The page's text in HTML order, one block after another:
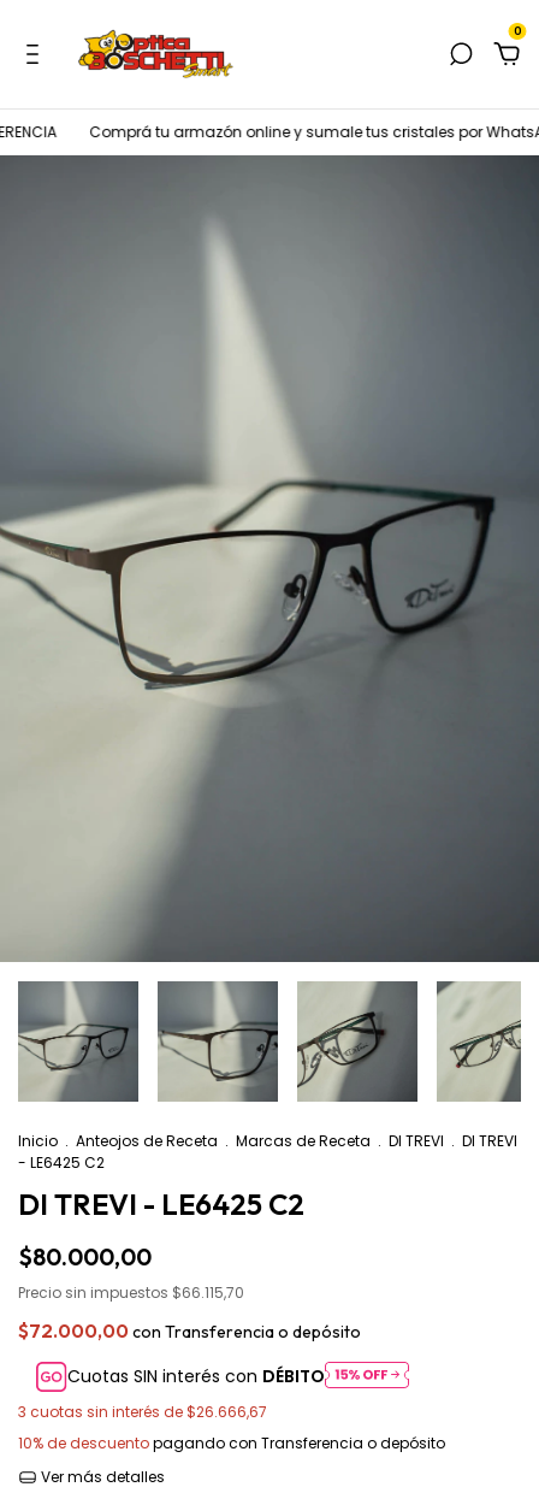
0
Comprá tu armazón online y sumale tus cristales por
Inicio . Anteojos de Receta . Marcas de Receta . DI TREVI . DI TREVI
- LE6425 C2
DI TREVI - LE6425 C2
$80.000,00
Precio sin impuestos $66.115,70
$72.000,00con Transferencia o depósito
Cuotas SIN interés con DÉBITO
3 cuotas sin interés de$26.666,67
10% de descuentopagando con Transferencia o depósito
Ver más detalles